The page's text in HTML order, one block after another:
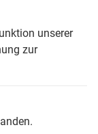
unserer
zur